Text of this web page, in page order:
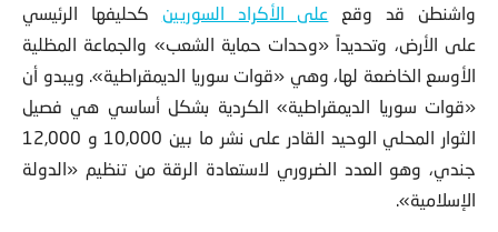
واشنطن قد وقع على الأكراد السوريين كحليفها الرئيسي
على الأرض، وتحديداً «وحدات حماية الشعب» والجماعة المظلية
الأوسع الخاضعة لها، وهي «قوات سوريا الديمقراطية». ويبدو أن
«قوات سوريا الديمقراطية» الكردية بشكل أساسي هي فصيل
الثوار المحلي الوحيد القادر على نشر ما بين 10,000 و 12,000
جندي، وهو العدد الضروري لاستعادة الرقة من تنظيم «الدولة
الإسلامية».